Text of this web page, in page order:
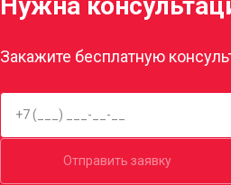
Закажите бесплатную
Отправить заявку